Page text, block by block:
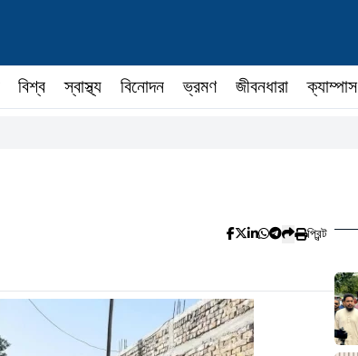
বিশ্ব স্বাস্থ্য বিনোদন ভ্রমণ জীবনধারা ক্যাম্পাস
প্রিন্ট